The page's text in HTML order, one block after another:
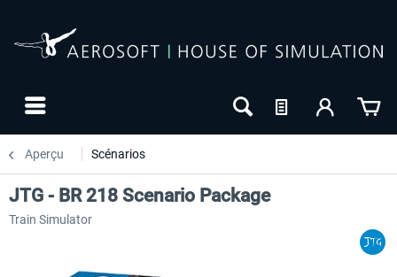
Aperçu Scénarios
JTG - BR 218 Scenario Package
Train Simulator